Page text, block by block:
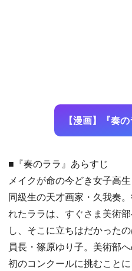
【漫画】『奏
■『奏のララ』あらすじ
メイクが命の今どき女子高
同級生の天才画家・久我奏
れたララは、すぐさま美術
し、そこに立ちはだかった
員長・篠原ゆり子。美術部
初のコンクールに挑むこと